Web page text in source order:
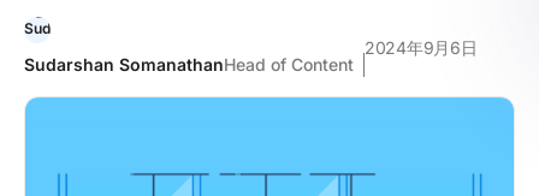
Sudarshan SomanathanHead of Content
2024年9月6日